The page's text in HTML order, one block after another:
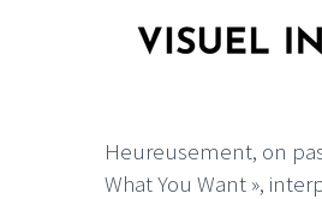
Heureusement, on
What You Want »,